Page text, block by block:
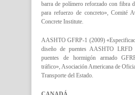
barra de polímero reforzado con fibra
para refuerzo de concreto», Comité
Concrete Institute.
AASHTO GFRP-1 (2009)
diseño de puentes AASHTO LRFD
puentes de hormigón armado
tráfico», Asociación Americana de
Transporte del Estado.